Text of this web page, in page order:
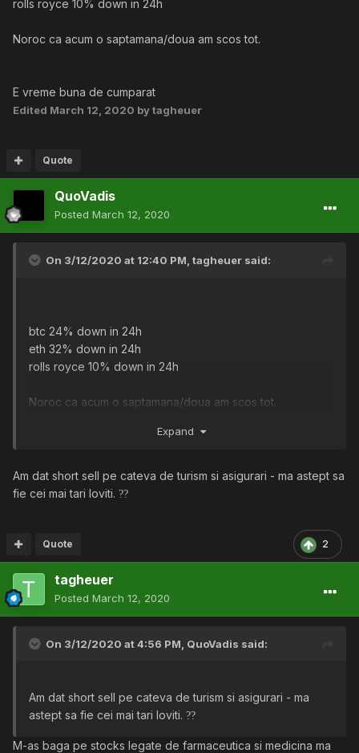
rolls royce 10% down in 24h
Noroc ca acum o saptamana/doua am scos tot.
E vreme buna de cumparat
Edited March 12, 2020 by tagheuer
Quote
QuoVadis
Posted March 12, 2020
On 3/12/2020 at 12:40 PM, tagheuer said:
btc 24% down in 24h
eth 32% down in 24h
rolls royce 10% down in 24h
Noroc ca acum o saptamana/doua am scos tot.
Expand
Am dat short sell pe cateva de turism si asigurari - ma astept sa
fie cei mai tari loviti. ??
2
Quote
tagheuer
Posted March 12, 2020
On 3/12/2020 at 4:56 PM, QuoVadis said:
Am dat short sell pe cateva de turism si asigurari - ma
astept sa fie cei mai tari loviti. ??
M-as baga pe stocks legate de farmaceutica si medicina ma